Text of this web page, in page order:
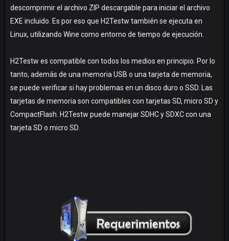
descomprimir el archivo ZIP descargable para iniciar el archivo
EXE incluido. Es por eso que H2Testw también se ejecuta en
Linux, utilizando Wine como entorno de tiempo de ejecución.
H2Testw es compatible con todos los medios en principio. Por lo
tanto, además de una memoria USB o una tarjeta de memoria,
se puede verificar si hay problemas en un disco duro o SSD. Las
tarjetas de memoria son compatibles con tarjetas SD, micro SD y
CompactFlash. H2Testw puede manejar SDHC y SDXC con una
tarjeta SD o micro SD.